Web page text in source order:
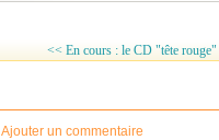
<< En cours : le CD "tête rouge"
Ajouter un commentaire